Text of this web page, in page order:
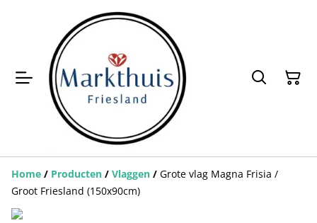
Home / Producten / Vlaggen / Grote vlag Magna Frisia /
Groot Friesland (150x90cm)